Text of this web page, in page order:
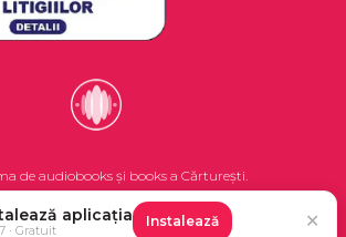
de audiobooks și books a Cărturești.
EPG SRL. Toate drepturile rezervate.
aplicația
· Gratuit
Instalează ✕